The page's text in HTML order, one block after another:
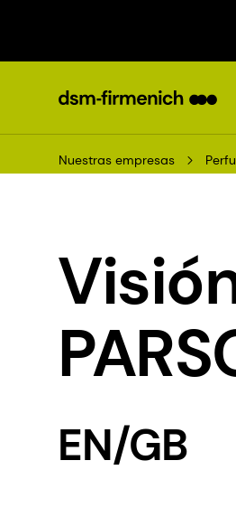
Nuestras empresas
EN/GB